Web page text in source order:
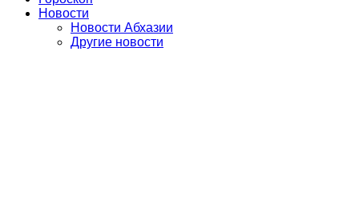
Новости
Новости Абхазии
Другие новости